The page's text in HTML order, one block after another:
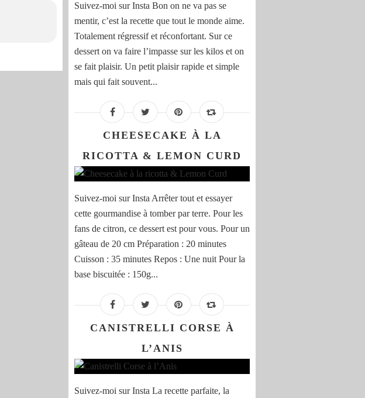
Suivez-moi sur Insta Bon on ne va pas se
mentir, c’est la recette que tout le monde aime.
Totalement régressif et réconfortant. Sur ce
dessert on va faire l’impasse sur les kilos et on
se fait plaisir. Un petit plaisir rapide et simple
mais qui fait souvent...
CHEESECAKE À LA
RICOTTA & LEMON CURD
Suivez-moi sur Insta Arrêter tout et essayer
cette gourmandise à tomber par terre. Pour les
fans de citron, ce dessert est pour vous. Pour un
gâteau de 20 cm Préparation : 20 minutes
Cuisson : 35 minutes Repos : Une nuit Pour la
base biscuitée : 150g...
CANISTRELLI CORSE À
L’ANIS
Suivez-moi sur Insta La recette parfaite, la